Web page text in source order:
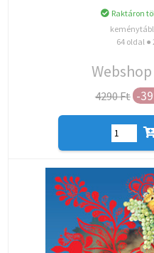
Raktáron
64 oldal ●
4290 Ft -